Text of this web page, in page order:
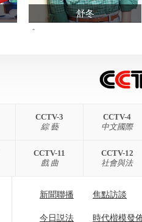
舒冬
CCTV-3
綜 藝
CCTV-4
中文國際
CCTV-11
戲 曲
CCTV-12
社會與法
新聞聯播 焦點訪談
今日説法 時代楷模發